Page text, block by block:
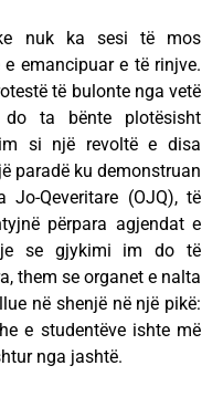
nuk ka sesi të mos
emancipuar e të rinjve.
të bulonte nga vetë
do ta bënte plotësisht
si një revoltë e disa
paradë ku demonstruan
Qeveritare (OJQ), të
përpara agjendat e
se gjykimi im do të
them se organet e nalta
në shenjë në një pikë:
e studentëve ishte më
nga jashtë.